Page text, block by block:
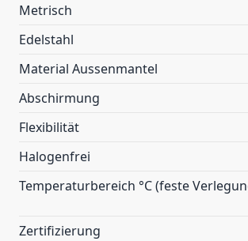
Metrisch
Edelstahl
Material Aussenmantel
Abschirmung
Flexibilität
Halogenfrei
Temperaturbereich °C (feste
Zertifizierung